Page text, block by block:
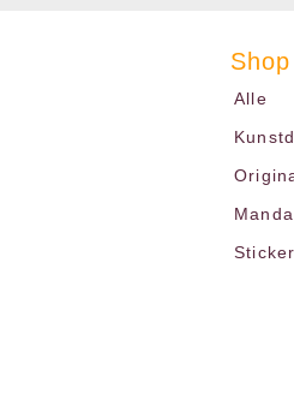
Shop
Alle